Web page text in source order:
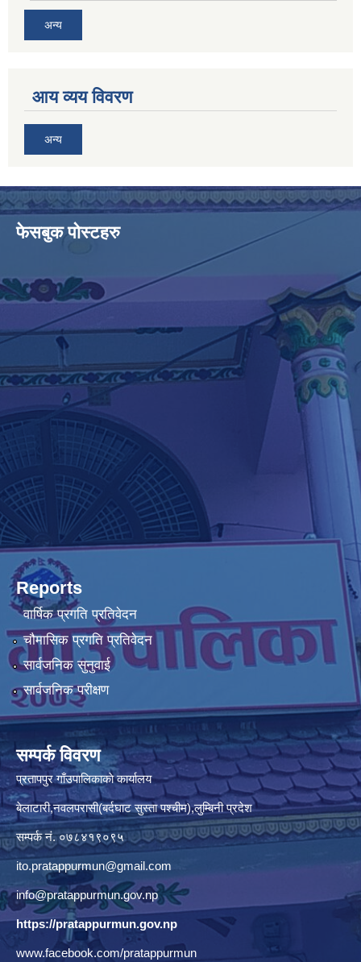
अन्य
आय व्यय विवरण
अन्य
फेसबुक पोस्टहरु
Reports
वार्षिक प्रगति प्रतिवेदन
चौमासिक प्रगति प्रतिवेदन
सार्वजनिक सुनुवाई
सार्वजनिक परीक्षण
सम्पर्क विवरण
प्रतापपुर गाँउपालिकाकाे कार्यालय
बेलाटारी,नवलपरासी(बर्दघाट सुस्ता पश्चीम),लुम्बिनी प्रदेश
सम्पर्क नं. ०७८४१९०९५
ito.pratappurmun@gmail.com
info@pratappurmun.gov.np
https://pratappurmun.gov.np
www.facebook.com/pratappurmun